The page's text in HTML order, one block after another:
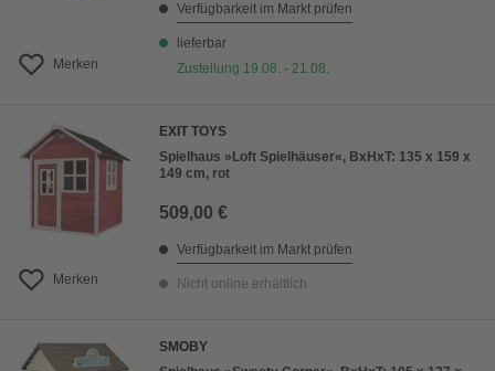
Merken
Verfügbarkeit im Markt prüfen
lieferbar
Zustellung 19.08. - 21.08.
Merken
EXIT TOYS
Spielhaus »Loft Spielhäuser«, BxHxT: 135 x 159 x
149 cm, rot
509,00 €
Verfügbarkeit im Markt prüfen
Nicht online erhältlich
SMOBY